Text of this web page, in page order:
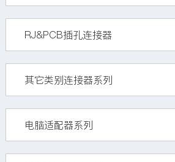
RJ&PCB插孔连接器
其它类别连接器系列
电脑适配器系列